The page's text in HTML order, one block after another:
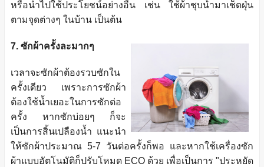
หรือนำไปใช้ประโยชน์อย่างอื่น เช่น ใช้ผ้าชุบน้ำมาเช็ดฝุ่น
ตามจุดต่างๆ ในบ้าน เป็นต้น
7. ซักผ้าครั้งละมากๆ
เวลาจะซักผ้าต้องรวบซักใน
ครั้งเดียว เพราะการซักผ้า
ต้องใช้น้ำเยอะในการซักต่อ
ครั้ง หากซักบ่อยๆ ก็จะ
เป็นการสิ้นเปลืองน้ำ แนะนำ
ให้ซักผ้าประมาณ 5-7 วันต่อครั้งก็พอ และหากใช้เครื่องซัก
ผ้าแบบอัตโนมัติก็ปรับโหมด ECO ด้วย เพื่อเป็นการ "ประหยัด